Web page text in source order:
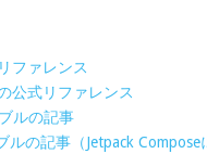
ファレンス
公式リファレンス
ルの記事
ルの記事（Jetpack